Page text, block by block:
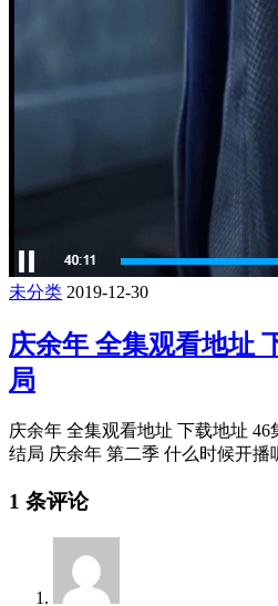
未分类 2019-12-30
庆余年 全集观看地址
局
庆余年 全集观看地址 下载地址
结局 庆余年 第二季 什么时候开播
1 条评论